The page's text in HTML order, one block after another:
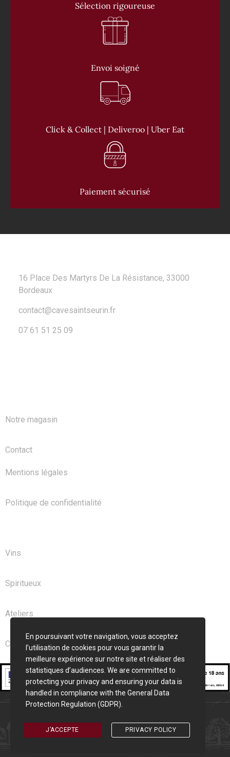
Sélection rigoureuse
Envoi soigné
Click & Collect | Deliveroo | Uber Eat
Paiement sécurisé
16 Place Des Martyrs De La Résistance, 33000
Bordeaux
contact@cavesaintseurin.fr
07 61 51 25 09
Notre magasin
Contact
Mentions légales
Politique de confidentialité
Vins
Spiritueux
Ateliers
Club
En poursuivant votre navigation, vous acceptez
l’utilisation de cookies pour vous garantir la
meilleure expérience sur notre site et réaliser des
statistiques d’audiences. We are committed to
protecting your privacy and ensuring your data is
handled in compliance with the General Data
Protection Regulation (GDPR)
J’ACCEPTE PRIVACY POLICY